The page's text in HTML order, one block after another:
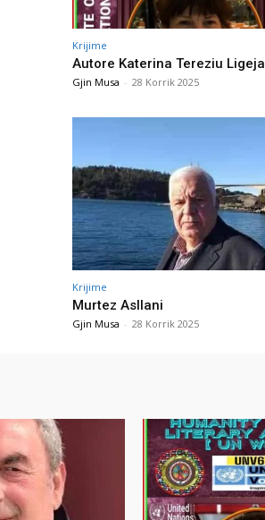
Krijime
Autore Katerina Tereziu Ligeja
Gjin Musa - 28 Korrik 2025
Krijime
Murtez Asllani
Gjin Musa - 28 Korrik 2025